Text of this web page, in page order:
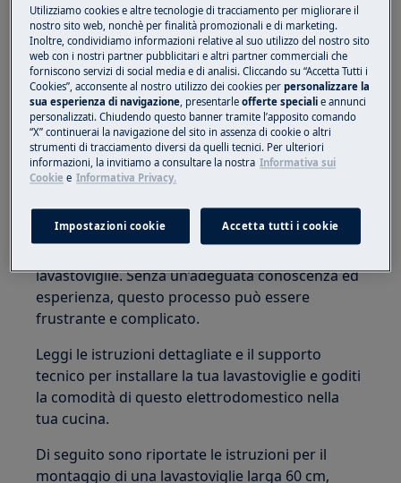
conoscenze tecniche.
Nel caso di una lavastoviglie, spesso è difficile
collegare correttamente le linee dell'acqua in
entrata e in uscita ed evitare che la lavastoviglie
si muova. Nel caso dei mobili da cucina, è
importante anche abbinare il frontale della
lavastoviglie al resto dei mobili per ottenere un
aspetto coerente dell'intera cucina.
In fase di installazione potrebbe essere
necessario adeguare lo spazio e le dimensioni
lavastoviglie. Senza un’adeguata conoscenza ed
esperienza, questo processo può essere
frustrante e complicato.
Leggi le istruzioni dettagliate e il supporto
tecnico per installare la tua lavastoviglie e goditi
la comodità di questo elettrodomestico nella
tua cucina.
Di seguito sono riportate le istruzioni per il
montaggio di una lavastoviglie larga 60 cm,
Utilizziamo cookies e altre tecnologie di tracciamento per migliorare il
nostro sito web, nonchè per finalità promozionali e di marketing.
Inoltre, condividiamo informazioni relative al suo utilizzo del nostro sito
web con i nostri partner pubblicitari e altri partner commerciali che
forniscono servizi di social media e di analisi. Cliccando su “Accetta Tutti i
Cookies”, acconsente al nostro utilizzo dei cookies perpersonalizzare la
sua esperienza di navigazione , presentarleofferte speciali e annunci
personalizzati. Chiudendo questo banner tramite l’apposito comando
“X” continuerai la navigazione del sito in assenza di cookie o altri
strumenti di tracciamento diversi da quelli tecnici. Per ulteriori
informazioni, la invitiamo a consultare la nostra Informativa sui
Cookie e Informativa Privacy.
Impostazioni cookie Accetta tutti i cookie